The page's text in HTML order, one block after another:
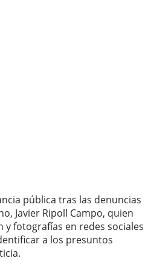
pública tras las denuncias
Javier Ripoll Campo, quien
fotografías en redes sociales
a los presuntos